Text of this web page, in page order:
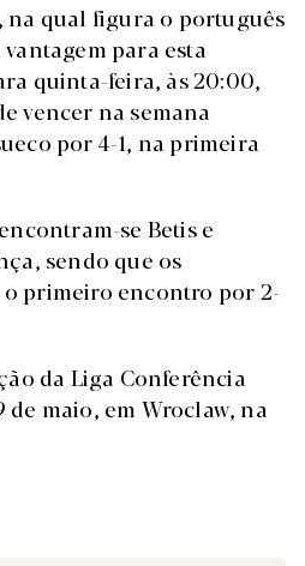
na qual figura o português
para esta
quinta-feira, às 20:00,
vencer na semana
por 4-1, na primeira
se Betis e
sendo que os
primeiro encontro por 2-
da Liga Conferência
de maio, em Wroclaw, na